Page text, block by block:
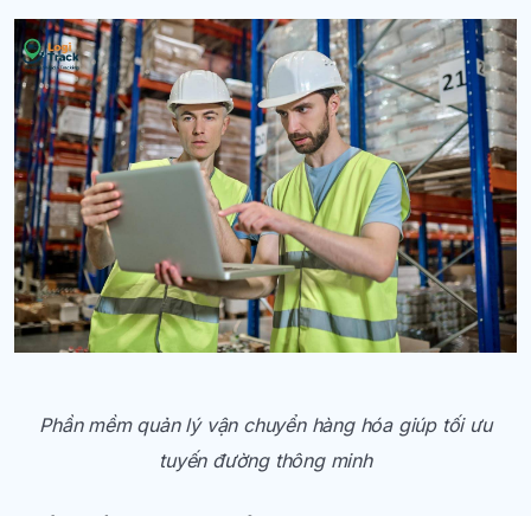
Phần mềm quản lý vận chuyển hàng hóa giúp tối ưu
tuyến đường thông minh